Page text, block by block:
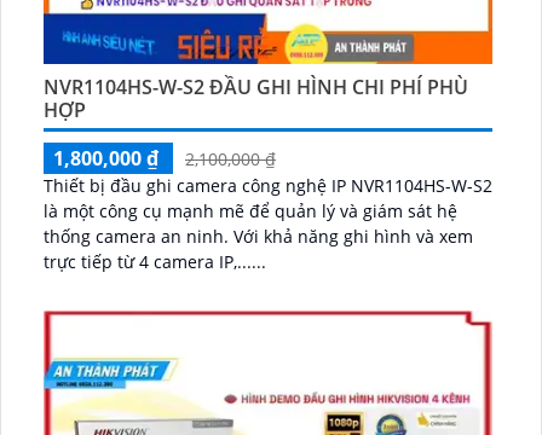
NVR1104HS-W-S2 ĐẦU GHI HÌNH CHI PHÍ PHÙ
HỢP
1,800,000 ₫
2,100,000 ₫
Thiết bị đầu ghi camera công nghệ IP NVR1104HS-W-S2
là một công cụ mạnh mẽ để quản lý và giám sát hệ
thống camera an ninh. Với khả năng ghi hình và xem
trực tiếp từ 4 camera IP,......